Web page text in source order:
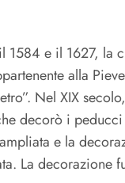
e il 1627, la
alla
Nel XIX
decorò i
e la
La decorazione